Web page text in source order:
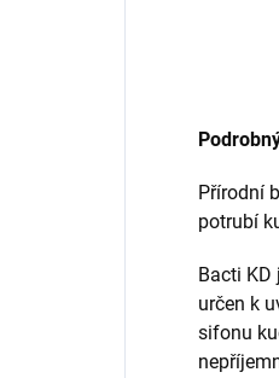
Přírodní
potrubí
Bacti KD
určen k
sifonu